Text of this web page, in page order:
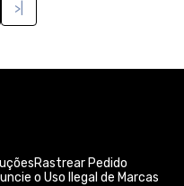
>|
Rastrear Pedido
o Uso Ilegal de Marcas